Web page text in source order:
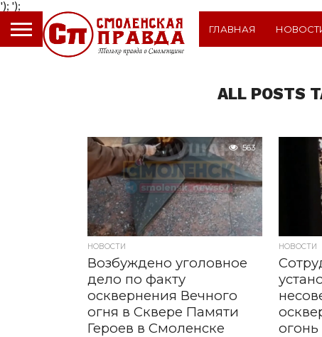
');
ГЛАВНАЯ
ALL POSTS
563
НОВОСТИ
Возбуждено уголовное
дело по факту
осквернения Вечного
огня в Сквере Памяти
Героев в Смоленске
НОВОСТИ
');